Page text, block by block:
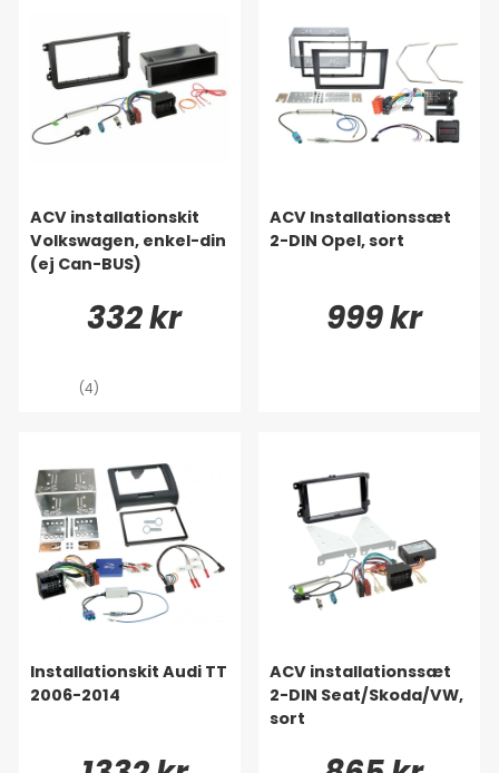
ACV installationskit
Volkswagen, enkel-din
(ej Can-BUS)
332 kr
(4)
ACV Installationssæt
2-DIN Opel, sort
999 kr
Installationskit Audi TT
2006-2014
ACV installationssæt
2-DIN Seat/Skoda/VW,
sort